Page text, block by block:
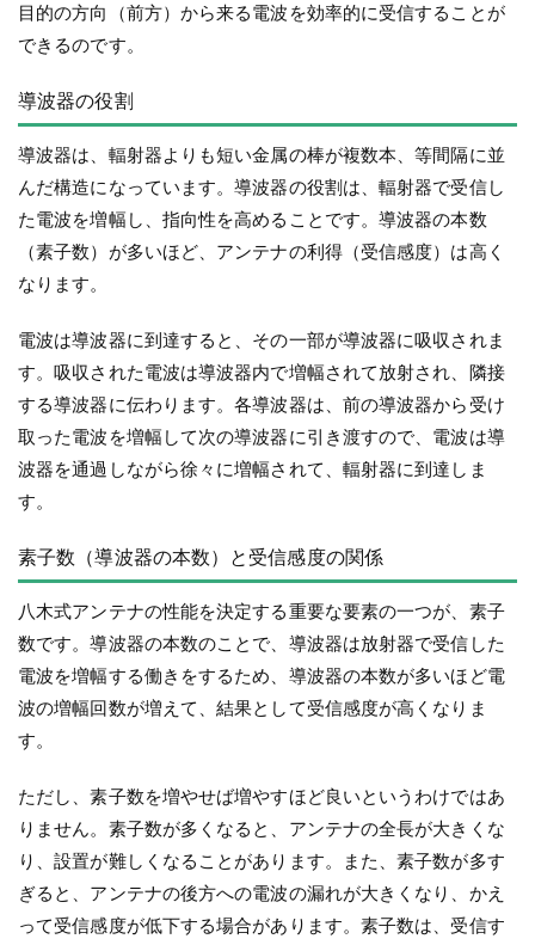
目的の方向（前方）から来る電波を効率的に受信することが
できるのです。
導波器の役割
導波器は、輻射器よりも短い金属の棒が複数本、等間隔に並
んだ構造になっています。導波器の役割は、輻射器で受信し
た電波を増幅し、指向性を高めることです。導波器の本数
（素子数）が多いほど、アンテナの利得（受信感度）は高く
なります。
電波は導波器に到達すると、その一部が導波器に吸収されま
す。吸収された電波は導波器内で増幅されて放射され、隣接
する導波器に伝わります。各導波器は、前の導波器から受け
取った電波を増幅して次の導波器に引き渡すので、電波は導
波器を通過しながら徐々に増幅されて、輻射器に到達しま
す。
素子数（導波器の本数）と受信感度の関係
八木式アンテナの性能を決定する重要な要素の一つが、素子
数です。導波器の本数のことで、導波器は放射器で受信した
電波を増幅する働きをするため、導波器の本数が多いほど電
波の増幅回数が増えて、結果として受信感度が高くなりま
す。
ただし、素子数を増やせば増やすほど良いというわけではあ
りません。素子数が多くなると、アンテナの全長が大きくな
り、設置が難しくなることがあります。また、素子数が多す
ぎると、アンテナの後方への電波の漏れが大きくなり、かえ
って受信感度が低下する場合があります。素子数は、受信す